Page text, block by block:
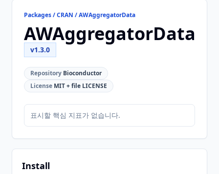
Packages / CRAN / AWAggregatorData
AWAggregatorData
v1.3.0
Repository Bioconductor
License MIT + file LICENSE
표시할 핵심 지표가 없습니다.
Install